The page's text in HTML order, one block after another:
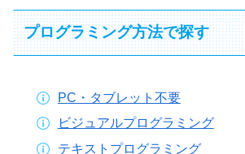
プログラミング方法で探す
PC・タブレット不要
ビジュアルプログラミング
テキストプログラミング